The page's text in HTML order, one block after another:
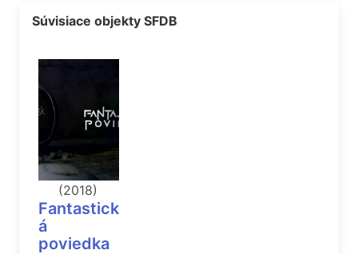
Súvisiace objekty SFDB
(2018)
Fantastick
á
poviedka